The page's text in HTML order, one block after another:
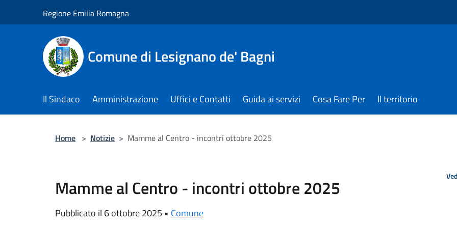
Regione Emilia Romagna
Comune di Lesignano de' Bagni
Il Sindaco Amministrazione Uffici e Contatti Guida ai servizi Cosa Fare Per Il territorio
Home > Notizie > Mamme al Centro - incontri ottobre 2025
Mamme al Centro - incontri ottobre 2025
Pubblicato il 6 ottobre 2025 • Comune